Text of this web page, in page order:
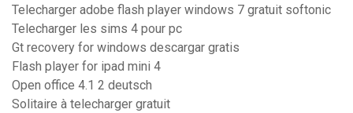
Telecharger adobe flash player windows 7 gratuit softonic
Telecharger les sims 4 pour pc
Gt recovery for windows descargar gratis
Flash player for ipad mini 4
Open office 4.1 2 deutsch
Solitaire à telecharger gratuit